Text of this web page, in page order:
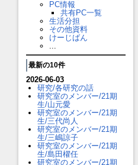
PC情報
共有PC一覧
生活分担
その他資料
けーじばん
...
最新の10件
2026-06-03
研究/各研究の話
研究室のメンバー/21期
生/山元愛
研究室のメンバー/21期
生/三代尚人
研究室のメンバー/21期
生/三嶋諒子
研究室のメンバー/21期
生/島田櫂任
研究室のメンバー/21期